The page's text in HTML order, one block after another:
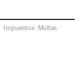
·Impuestos· Multas ·